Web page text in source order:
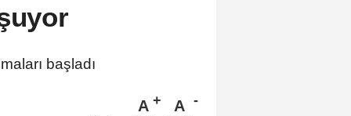
başladı
A A